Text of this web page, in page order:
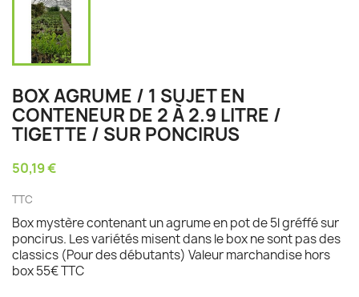
BOX AGRUME / 1 SUJET EN
CONTENEUR DE 2 À 2.9 LITRE /
TIGETTE / SUR PONCIRUS
50,19 €
TTC
Box mystère contenant un agrume en pot de 5l gréffé sur
poncirus. Les variétés misent dans le box ne sont pas des
classics (Pour des débutants) Valeur marchandise hors
box 55€ TTC